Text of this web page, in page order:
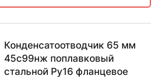
Конденсатоотводчик 65 мм
45с99нж поплавковый
стальной Ру16 фланцевое